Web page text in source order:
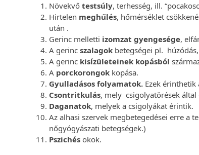
Növekvőtestsúly, terhesség, ill.
Hirtelen meghűlés, hőmérséklet
után .
Gerinc melletti izomzat gyengesége,
A gerincszalagok betegségei pl. húzódás,
A gerinc kisízületeinek kopásból
A porckorongok kopása.
Gyulladásos folyamatok. Ezek
Csontritkulás, mely csigolyatörések által
Daganatok, melyek a csigolyákat érintik.
Az alhasi szervek megbetegedései erre a
nőgyógyászati betegségek.)
Pszichés okok.